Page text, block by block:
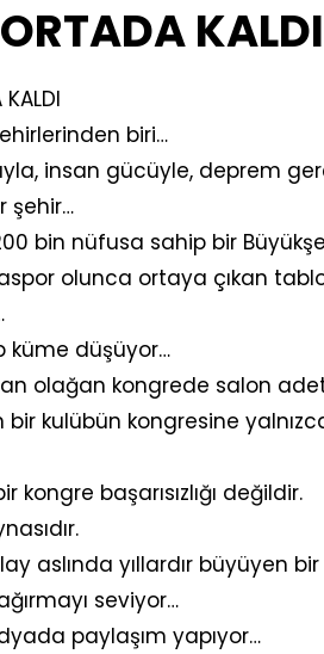
biri…
insan gücüyle, deprem
şehir…
bin nüfusa sahip bir
olunca ortaya çıkan tablo
küme düşüyor…
olağan kongrede salon
bir kulübün kongresine
kongre başarısızlığı değildir.
aslında yıllardır büyüyen
seviyor…
paylaşım yapıyor…